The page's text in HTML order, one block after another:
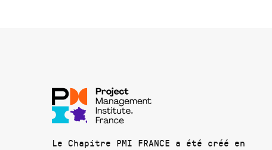
Le Chapitre PMI FRANCE a été créé en